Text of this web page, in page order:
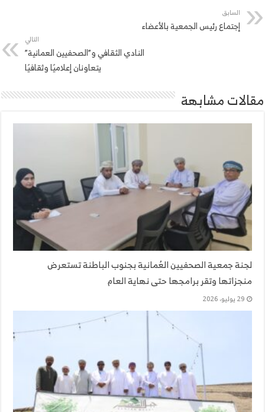
السابق
إجتماع رئيس الجمعية بالأعضاء
التالي
النادي الثقافي و”الصحفيين العمانية”
يتعاونان إعلاميًا وثقافيًا
مقالات مشابهة
لجنة جمعية الصحفيين العُمانية بجنوب الباطنة تستعرض
منجزاتها وتقر برامجها حتى نهاية العام
29 يوليو، 2026